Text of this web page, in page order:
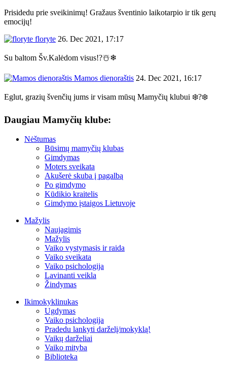
Prisidedu prie sveikinimų! Gražaus šventinio laikotarpio ir tik gerų
emocijų!
floryte 26. Dec 2021, 17:17
Su baltom Šv.Kalėdom visus!?☃️❄
Mamos dienoraštis 24. Dec 2021, 16:17
Eglut, grazių švenčių jums ir visam mūsų Mamyčių klubui ❄️?❄️
Daugiau Mamyčių klube:
Nėštumas
Būsimų mamyčių klubas
Gimdymas
Moters sveikata
Akušerė skuba į pagalbą
Po gimdymo
Kūdikio kraitelis
Gimdymo įstaigos Lietuvoje
Mažylis
Naujagimis
Mažylis
Vaiko vystymasis ir raida
Vaiko sveikata
Vaiko psichologija
Lavinanti veikla
Žindymas
Ikimokyklinukas
Ugdymas
Vaiko psichologija
Pradedu lankyti darželį/mokyklą!
Vaikų darželiai
Vaiko mityba
Biblioteka